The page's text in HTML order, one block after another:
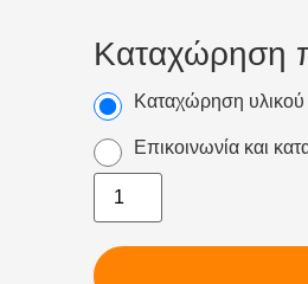
Καταχώρηση
Καταχώρηση
Επικοινωνία και